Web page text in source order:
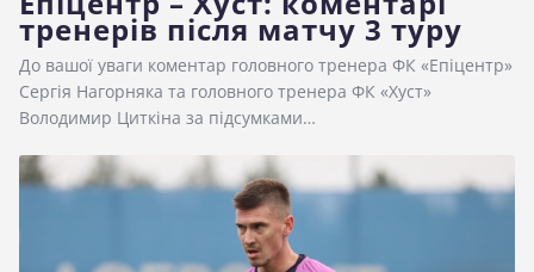
тренерів після матчу 3 туру
До вашої уваги коментар головного тренера ФК «Епіцентр»
Сергія Нагорняка та головного тренера ФК «Хуст»
Володимир Циткіна за підсумками…